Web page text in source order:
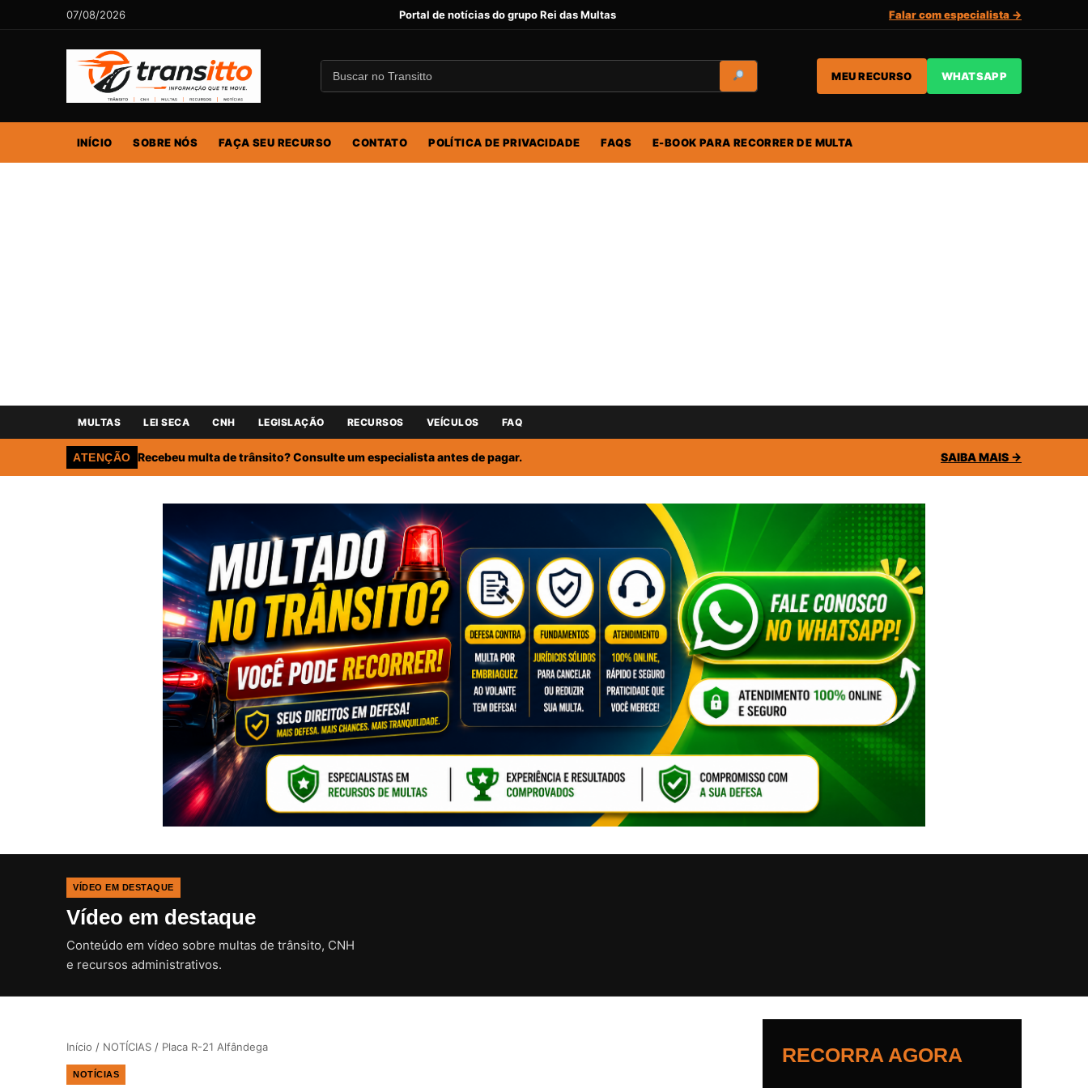
07/08/2026 Portal de notícias do grupo Rei das Multas Falar com especialista →
MEU RECURSO WHATSAPP
INÍCIO SOBRE NÓS FAÇA SEU RECURSO CONTATO POLÍTICA DE PRIVACIDADE FAQS E-BOOK PARA RECORRER DE MULTA
MULTAS LEI SECA CNH LEGISLAÇÃO RECURSOS VEÍCULOS FAQ
ATENÇÃO Recebeu multa de trânsito? Consulte um especialista antes de pagar. SAIBA MAIS →
VÍDEO EM DESTAQUE
Vídeo em destaque
Conteúdo em vídeo sobre multas de trânsito, CNH
e recursos administrativos.
Início / NOTÍCIAS / Placa R-21 Alfândega
NOTÍCIAS
RECORRA AGORA